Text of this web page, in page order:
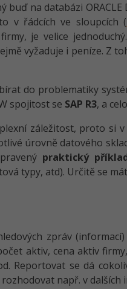
buď na databázi
v řádcích ve sloupcích (
je velice
vyžaduje i peníze. Z
do problematiky
spojitost se SAP R3, a
záležitost, proto si
úrovně datového
praktický
typy, atd). Určitě se
zpráv
aktiv, cena aktiv
Reportovat se dá
např. v dalších